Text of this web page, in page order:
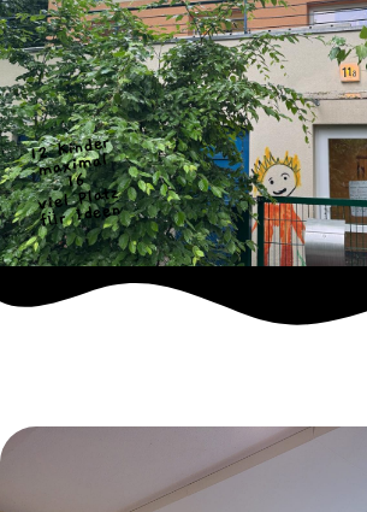
12 Kinder
maximal
16
viel Platz
für Ideen